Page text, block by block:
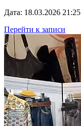
Дата: 18.03.2026 21:25
Перейти к записи